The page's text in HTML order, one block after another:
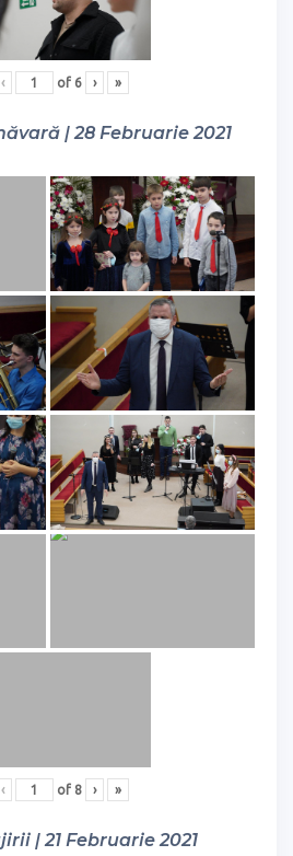
‹ of 6 › »
| 28 Februarie 2021
‹ of 8 › »
| 21 Februarie 2021